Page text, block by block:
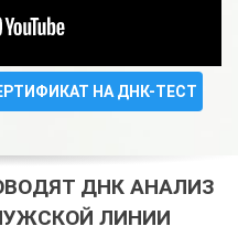
НА ДНК-ТЕСТ
ДНК АНАЛИЗ
ЛИНИИ